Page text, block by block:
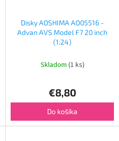
Disky AOSHIMA AO05516 -
Advan AVS Model F7 20 inch
(1:24)
Skladom (1 ks)
€8,80
Do košíka